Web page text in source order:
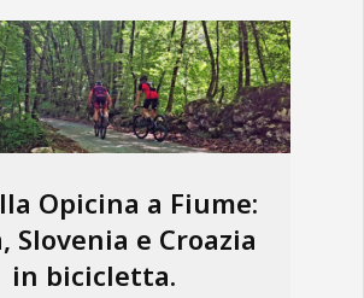
Opicina a Fiume:
Slovenia e Croazia
in bicicletta.